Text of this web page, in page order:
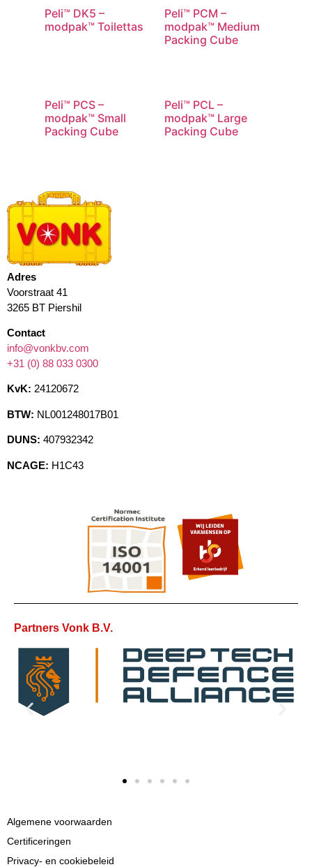
Peli™ DK5 –
modpak™ Toilettas
Peli™ PCM –
modpak™ Medium
Packing Cube
Peli™ PCS –
modpak™ Small
Packing Cube
Peli™ PCL –
modpak™ Large
Packing Cube
Adres
Voorstraat 41
3265 BT Piershil
Contact
info@vonkbv.com
+31 (0) 88 033 0300
KvK: 24120672
BTW: NL001248017B01
DUNS: 407932342
NCAGE: H1C43
Partners Vonk B.V.
Algemene voorwaarden
Certificeringen
Privacy- en cookiebeleid